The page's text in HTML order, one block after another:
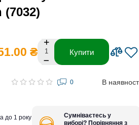
₴ Купити
0 В
до 1 року
Сумніваєтесь у
виборі? Порівняння з